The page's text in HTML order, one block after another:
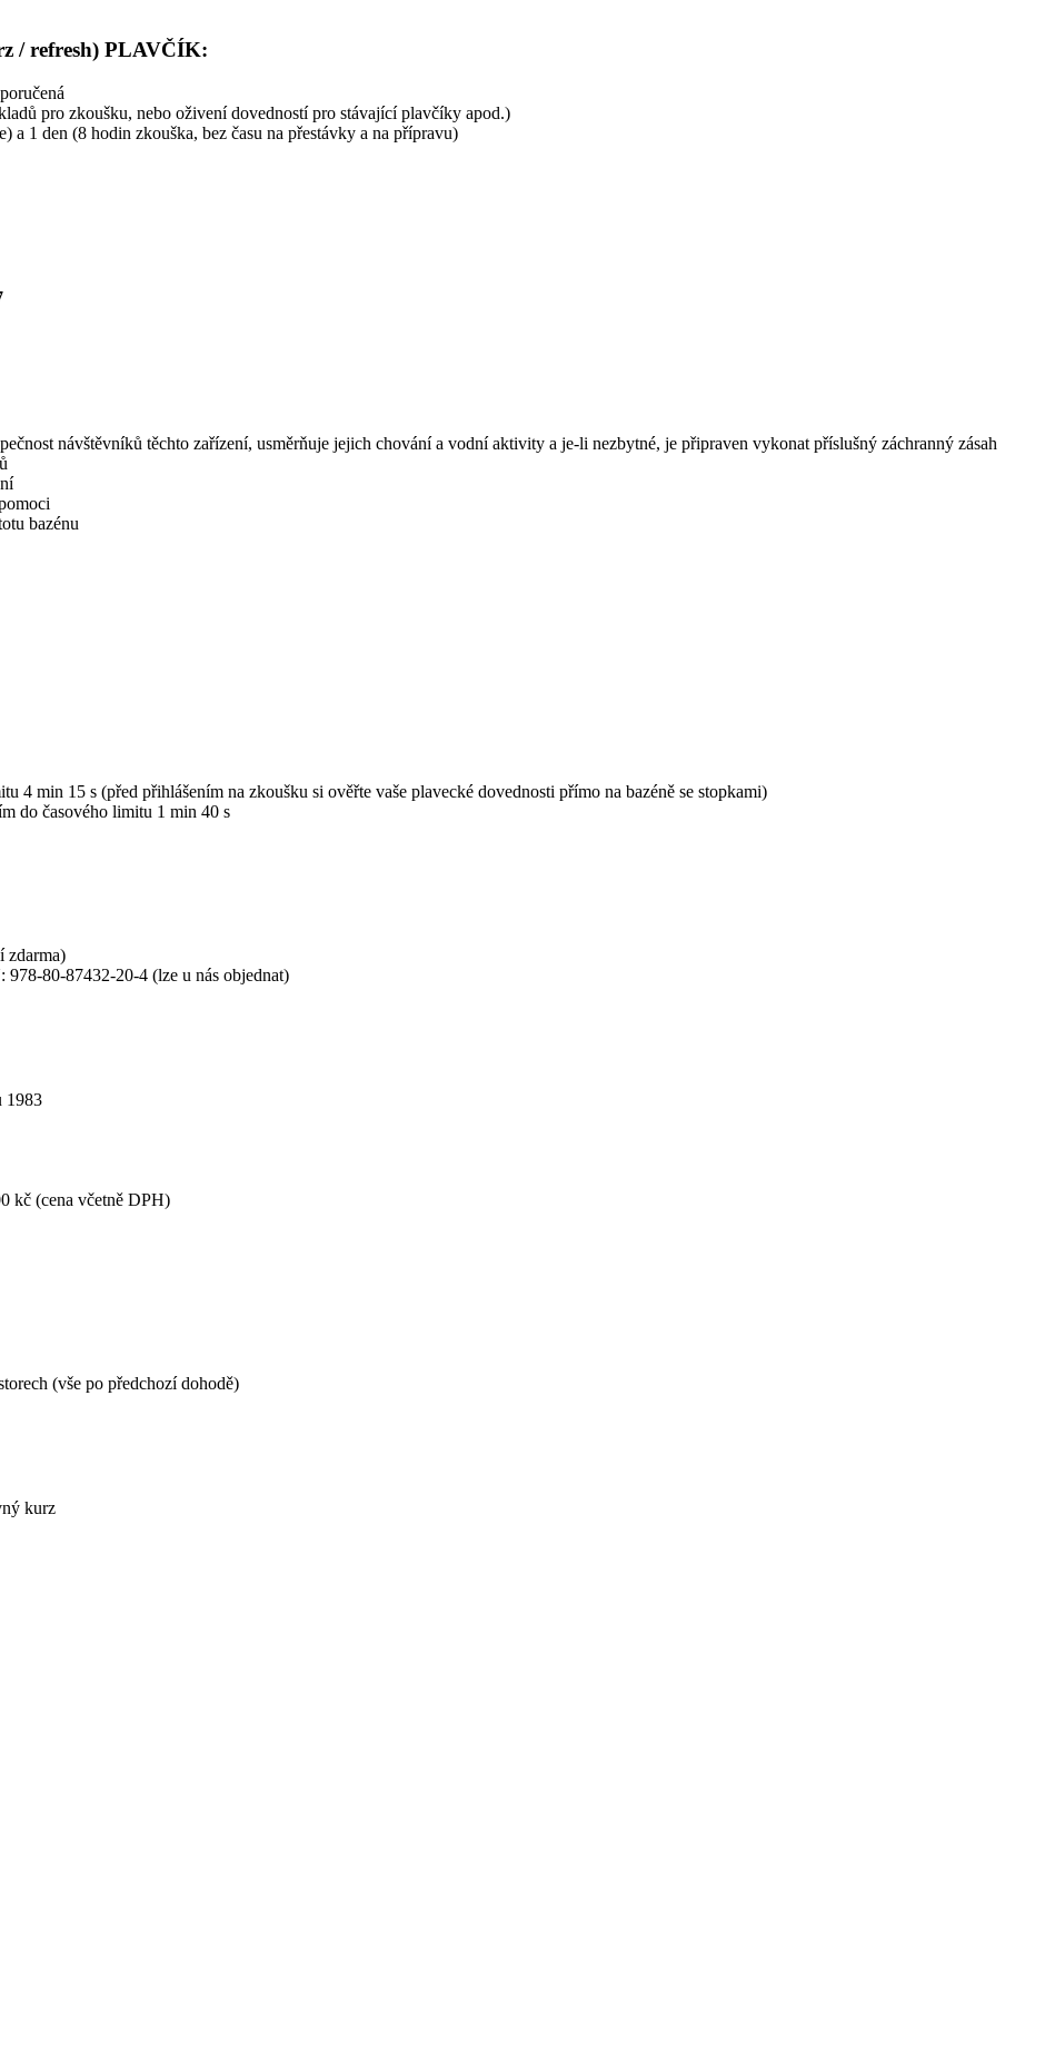
/ refresh) PLAVČÍK:
pro zkoušku, nebo oživení dovedností pro stávající plavčíky apod.)
a 1 den (8 hodin zkouška, bez času na přestávky a na přípravu)
návštěvníků těchto zařízení, usměrňuje jejich chování a vodní aktivity a je-li nezbytné, je připraven vykonat příslušný záchranný zásah
bazénu
4 min 15 s (před přihlášením na zkoušku si ověřte vaše plavecké dovednosti přímo na bazéně se stopkami)
do časového limitu 1 min 40 s
zdarma)
80-87432-20-4 (lze u nás objednat)
1983
kč (cena včetně DPH)
(vše po předchozí dohodě)
kurz